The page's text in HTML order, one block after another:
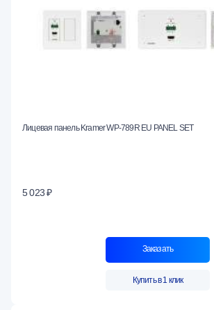
Лицевая панель Kramer WP-789R EU PANEL SET
5 023 ₽
Заказать
Купить в 1 клик